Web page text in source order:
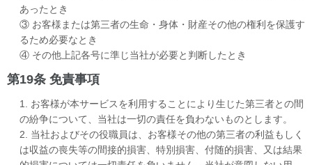
あったとき
③ お客様または第三者の生命・身体・財産その他の権利を保護す
るため必要なとき
④ その他上記各号に準じ当社が必要と判断したとき
第19条 免責事項
1. お客様が本サービスを利用することにより生じた第三者との間
の紛争について、当社は一切の責任を負わないものとします。
2. 当社およびその役職員は、お客様その他の第三者の利益もしく
は収益の喪失等の間接的損害、特別損害、付随的損害、又は結果